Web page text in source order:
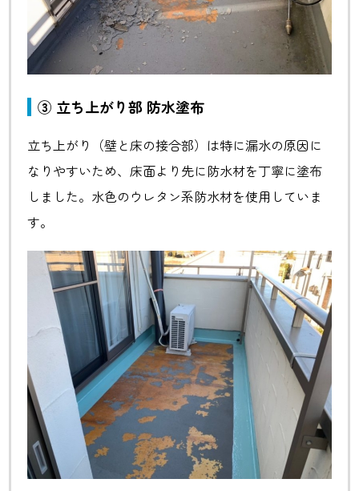
③ 立ち上がり部 防水塗布
立ち上がり（壁と床の接合部）は特に漏水の原因に
なりやすいため、床面より先に防水材を丁寧に塗布
しました。水色のウレタン系防水材を使用していま
す。